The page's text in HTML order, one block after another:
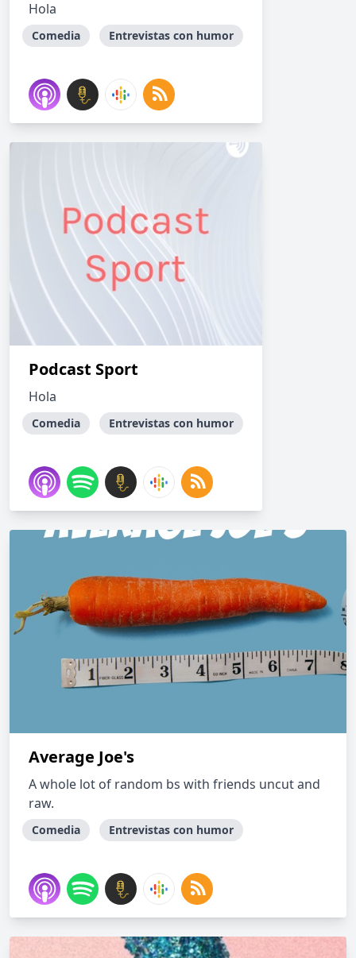
Hola
Comedia Entrevistas con humor
Podcast Sport
Hola
Comedia Entrevistas con humor
Average Joe's
A whole lot of random bs with friends uncut and
raw.
Comedia Entrevistas con humor